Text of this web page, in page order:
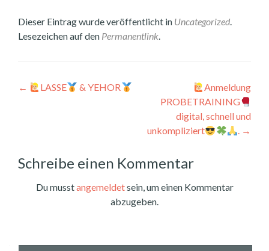
Dieser Eintrag wurde veröffentlicht in Uncategorized.
Lesezeichen auf den Permanentlink.
Beitragsnavigation
← LASSE & YEHOR
Anmeldung
PROBETRAINING
digital, schnell und
unkompliziert
. →
Schreibe einen Kommentar
Du musstangemeldetsein, um einen Kommentar
abzugeben.